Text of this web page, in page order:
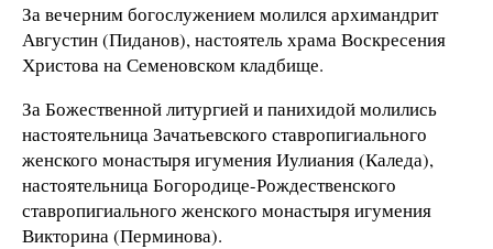
За вечерним богослужением молился архимандрит
Августин (Пиданов), настоятель храма Воскресения
Христова на Семеновском кладбище.
За Божественной литургией и панихидой молились
настоятельница Зачатьевского ставропигиального
женского монастыря игумения Иулиания (Каледа),
настоятельница Богородице-Рождественского
ставропигиального женского монастыря игумения
Викторина (Перминова).